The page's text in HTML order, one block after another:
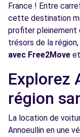
HAUBOURDIN,
Voir l'agence
Free2Move
- WATTIGNIES
136 RUE DU
WATTIGNIES,
Voir l'agence
France ! Entre
cette destination
profiter pleinement
trésors de la
avec Free2Move
Explorez
région
La location de
Annoeullin en une